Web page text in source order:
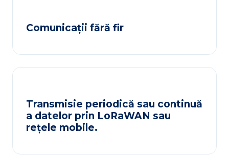
Comunicații fără fir
Transmisie periodică sau continuă
a datelor prin LoRaWAN sau
rețele mobile.